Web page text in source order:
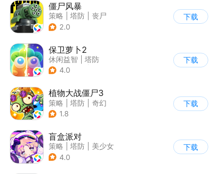
僵尸风暴
策略 塔防
丧尸
| 卡通
2.0
下载
保卫萝卜2
休闲益智
塔防
| 保卫萝卜
4.0
下载
植物大战僵尸3
策略 塔防
奇幻
| 开放世界
1.8
下载
盲盒派对
策略 塔防
美少女
| 卡通
4.0
下载